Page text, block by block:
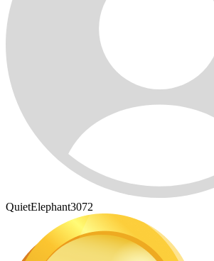
QuietElephant3072